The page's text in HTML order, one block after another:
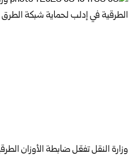
وزارة النقل تفعّل ضابطة الأوزان